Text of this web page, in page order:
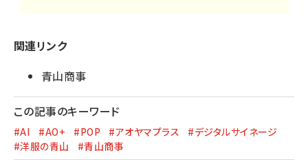
関連リンク
青山商事
この記事のキーワード
#AI #AO+ #POP #アオヤマプラス
#デジタルサイネージ
#洋服の青山
#青山商事